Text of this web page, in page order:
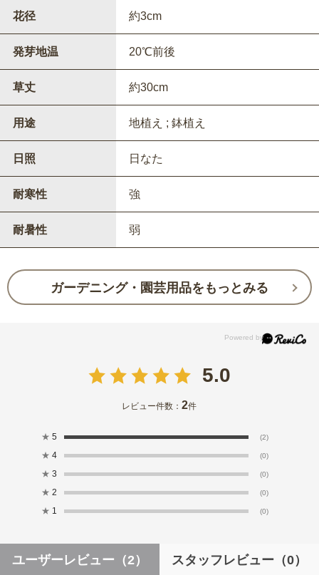
花径 約3cm
発芽地温 20℃前後
草丈 約30cm
用途 地植え ; 鉢植え
日照 日なた
耐寒性 強
耐暑性 弱
ガーデニング・園芸用品をもっとみる
5.0
レビュー件数：2件
★ 5 (2)
★ 4 (0)
★ 3 (0)
★ 2 (0)
★ 1 (0)
ユーザーレビュー （2） スタッフレビュー （0）